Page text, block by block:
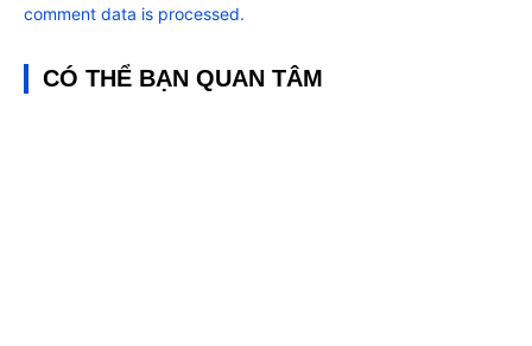
comment data is processed.
CÓ THỂ BẠN QUAN TÂM